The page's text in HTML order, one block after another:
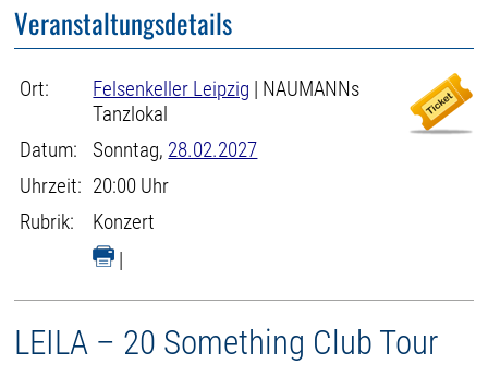
Veranstaltungsdetails
Ort: Felsenkeller Leipzig | NAUMANNs
Tanzlokal
Datum:
Sonntag, 28.02.2027
Uhrzeit: 20:00 Uhr
Rubrik:
Konzert
|
LEILA – 20 Something Club Tour